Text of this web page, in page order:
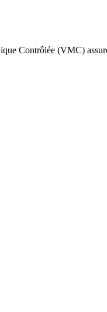
Contrôlée (VMC)